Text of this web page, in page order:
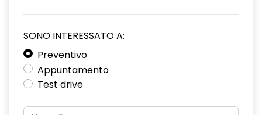
Distance warning avviso distanza di sicurezza
Driver display con schermo TFT da 3,5''
Eco Mode
compatibile 2G/3G o 4G/5G in base al veicolo
SONO INTERESSATO A:
Preventivo
Appuntamento
Test drive